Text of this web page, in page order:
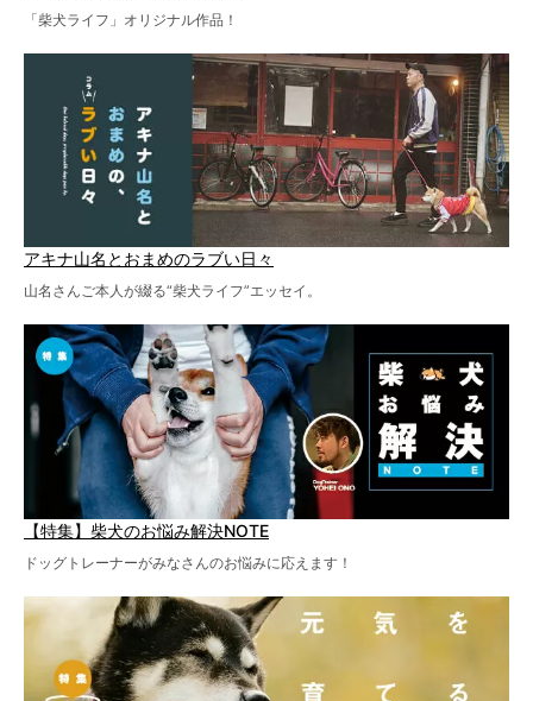
「柴犬ライフ」オリジナル作品！
アキナ山名とおまめのラブい日々
山名さんご本人が綴る“柴犬ライフ”エッセイ。
【特集】柴犬のお悩み解決NOTE
ドッグトレーナーがみなさんのお悩みに応えます！